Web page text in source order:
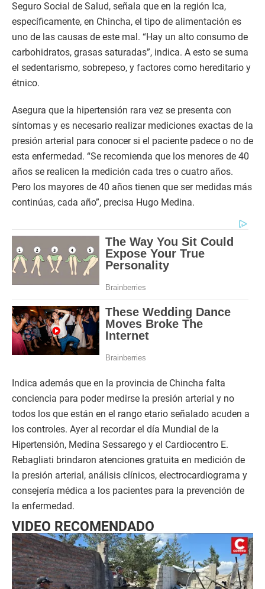
Seguro Social de Salud, señala que en la región Ica,
específicamente, en Chincha, el tipo de alimentación es
uno de las causas de este mal. “Hay un alto consumo de
carbohidratos, grasas saturadas”, indica. A esto se suma
el sedentarismo, sobrepeso, y factores como hereditario y
étnico.
Asegura que la hipertensión rara vez se presenta con
síntomas y es necesario realizar mediciones exactas de la
presión arterial para conocer si el paciente padece o no de
esta enfermedad. “Se recomienda que los menores de 40
años se realicen la medición cada tres o cuatro años.
Pero los mayores de 40 años tienen que ser medidas más
continúas, cada año”, precisa Hugo Medina.
Indica además que en la provincia de Chincha falta
conciencia para poder medirse la presión arterial y no
todos los que están en el rango etario señalado acuden a
los controles. Ayer al recordar el día Mundial de la
Hipertensión, Medina Sessarego y el Cardiocentro E.
Rebagliati brindaron atenciones gratuita en medición de
la presión arterial, análisis clínicos, electrocardiograma y
consejería médica a los pacientes para la prevención de
la enfermedad.
VIDEO RECOMENDADO